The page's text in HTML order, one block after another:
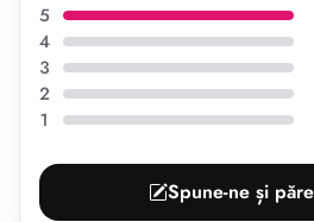
5
4
3
2
1
Spune-ne și